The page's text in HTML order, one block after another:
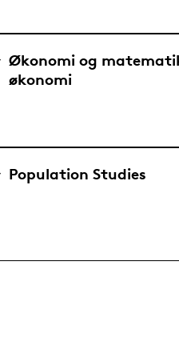
Økonomi og
økonomi
Population Studies